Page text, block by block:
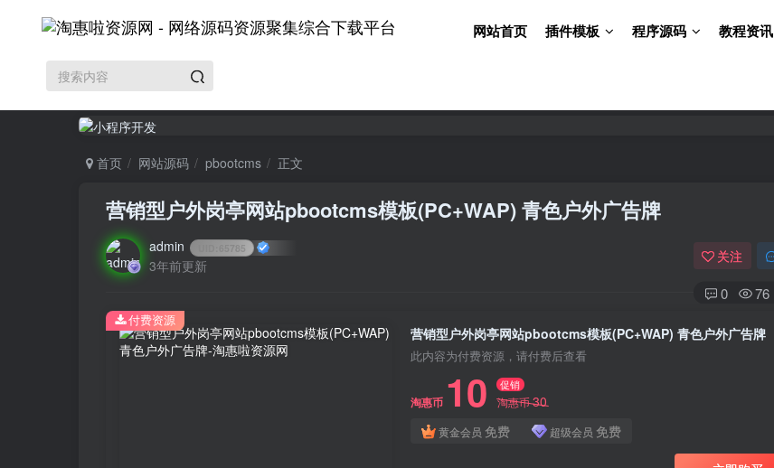
网站首页 插件模板 程序源码 教程资讯
首页 网站源码 pbootcms 正文
营销型户外岗亭网站pbootcms模板(PC+WAP) 青色户外广告牌
admin 65785
3年前更新
关注
0 76
营销型户外岗亭网站pbootcms模板(PC+WAP) 青色户外广告牌
此内容为付费资源，请付费后查看
淘惠币 10 促销
淘惠币30
黄金会员 免费 超级会员 免费
付费资源